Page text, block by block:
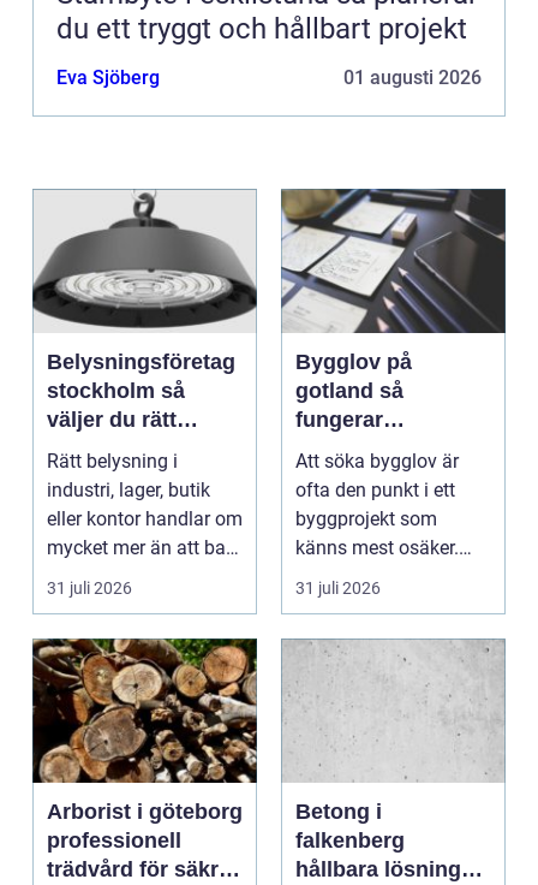
du ett tryggt och hållbart projekt
Eva Sjöberg 01 augusti 2026
Belysningsföretag
stockholm så
väljer du rätt
partner för
professionell
ljussättning
Rätt belysning i
industri, lager, butik
eller kontor handlar om
mycket mer än att bara
få det ljust....
31 juli 2026
Bygglov på
gotland så
fungerar
processen från idé
till godkänt beslut
Att söka bygglov är
ofta den punkt i ett
byggprojekt som
känns mest osäker.
Frågorna hopar sig:
vilk...
31 juli 2026
Arborist i göteborg
professionell
trädvård för säkra
Betong i
falkenberg
hållbara lösningar